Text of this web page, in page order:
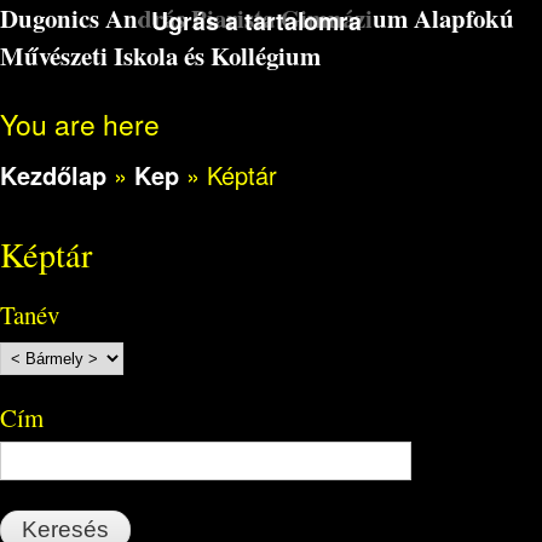
Ugrás a tartalomra
Dugonics András Piarista Gimnázium Alapfokú
Művészeti Iskola és Kollégium
You are here
Kezdőlap » Kep » Képtár
Képtár
Tanév
Cím